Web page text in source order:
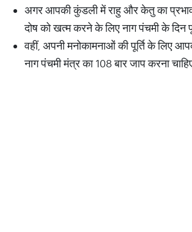
अगर आपकी कुंडली में राहु और केतु का
दोष को खत्म करने के लिए नाग पंचमी के दिन
वहीं, अपनी मनोकामनाओं की पूर्ति के लिए
नाग पंचमी मंत्र का 108 बार जाप करना